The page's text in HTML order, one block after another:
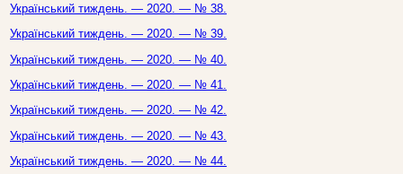
Український тиждень. — 2020. — № 38.
Український тиждень. — 2020. — № 39.
Український тиждень. — 2020. — № 40.
Український тиждень. — 2020. — № 41.
Український тиждень. — 2020. — № 42.
Український тиждень. — 2020. — № 43.
Український тиждень. — 2020. — № 44.